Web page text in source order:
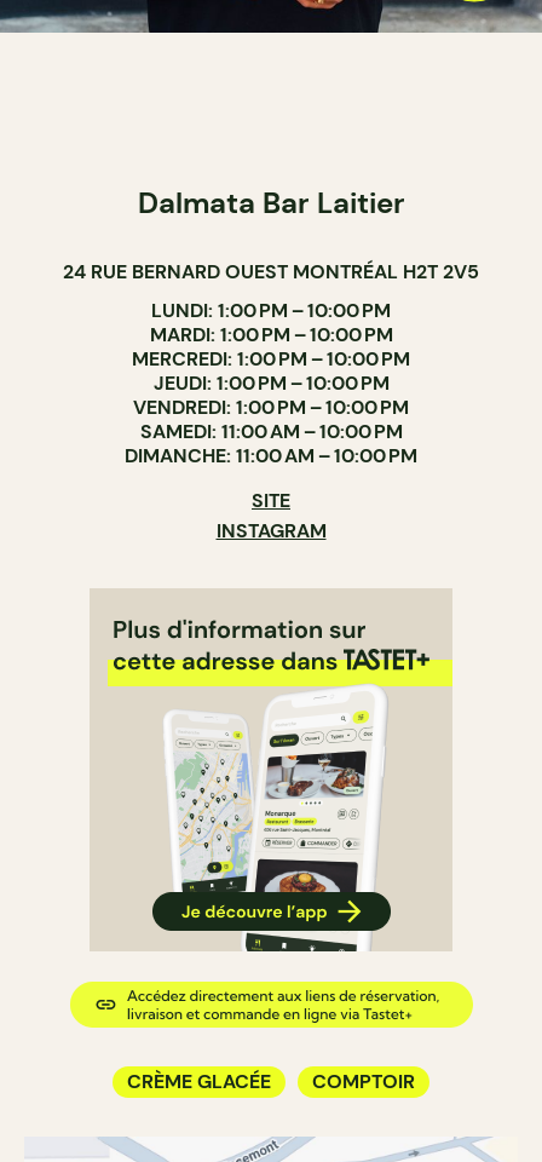
Dalmata Bar Laitier
24 RUE BERNARD OUEST MONTRÉAL H2T 2V5
LUNDI: 1:00 PM – 10:00 PM
MARDI: 1:00 PM – 10:00 PM
MERCREDI: 1:00 PM – 10:00 PM
JEUDI: 1:00 PM – 10:00 PM
VENDREDI: 1:00 PM – 10:00 PM
SAMEDI: 11:00 AM – 10:00 PM
DIMANCHE: 11:00 AM – 10:00 PM
SITE
INSTAGRAM
CRÈME GLACÉE COMPTOIR